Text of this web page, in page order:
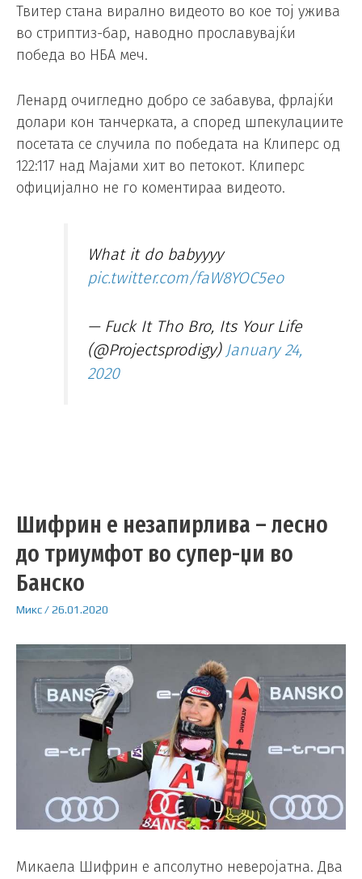
Твитер стана вирално видеото во кое тој ужива
во стриптиз-бар, наводно прославувајќи
победа во НБА меч.
Ленард очигледно добро се забавува, фрлајќи
долари кон танчерката, а според шпекулациите
посетата се случила по победата на Клиперс од
122:117 над Мајами хит во петокот. Клиперс
официјално не го коментираа видеото.
What it do babyyyy
pic.twitter.com/faW8YOC5eo
— Fuck It Tho Bro, Its Your Life
(@Projectsprodigy) January 24,
2020
Шифрин е незапирлива – лесно
до триумфот во супер-џи во
Банско
Микс/26.01.2020
Микаела Шифрин е апсолутно неверојатна. Два